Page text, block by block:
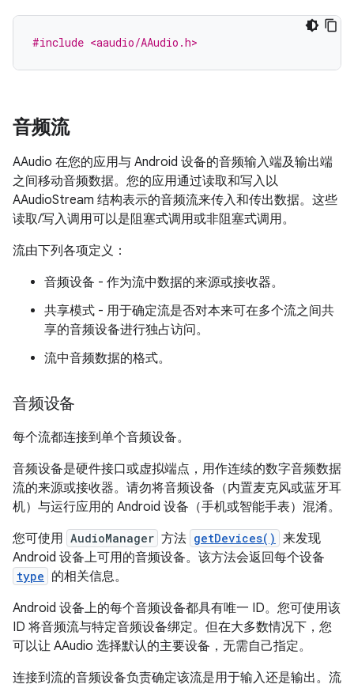
#include <aaudio/AAudio.h>
音频流
AAudio 在您的应用与 Android 设备的音频输入端及输出端
之间移动音频数据。您的应用通过读取和写入以
AAudioStream 结构表示的音频流来传入和传出数据。 这些
读取/写入调用可以是阻塞式调用或非阻塞式调用。
流由下列各项定义：
音频设备 - 作为流中数据的来源或接收器。
共享模式 - 用于确定流是否对本来可在多个流之间共
享的音频设备进行独占访问。
流中音频数据的格式。
音频设备
每个流都连接到单个音频设备。
音频设备是硬件接口或虚拟端点，用作连续的数字音频数据
流的来源或接收器。请勿将音频设备（内置麦克风或蓝牙耳
机）与运行应用的 Android 设备（手机或智能手表）混淆。
您可使用 AudioManager 方法 getDevices() 来发现
Android 设备上可用的音频设备。该方法会返回每个设备
type 的相关信息。
Android 设备上的每个音频设备都具有唯一 ID。您可使用该
ID 将音频流与特定音频设备绑定。但在大多数情况下，您
可以让 AAudio 选择默认的主要设备，无需自己指定。
连接到流的音频设备负责确定该流是用于输入还是输出。流